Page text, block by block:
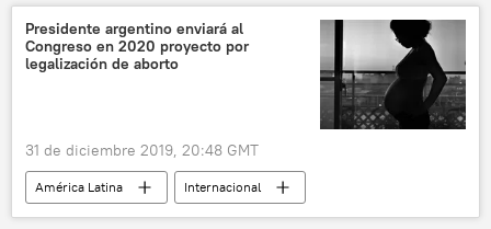
noticias
Presidente argentino enviará al
Congreso en 2020 proyecto por
legalización de aborto
31 de diciembre 2019, 20:48 GMT
América Latina
Internacional
Argentina
Alberto Fernández